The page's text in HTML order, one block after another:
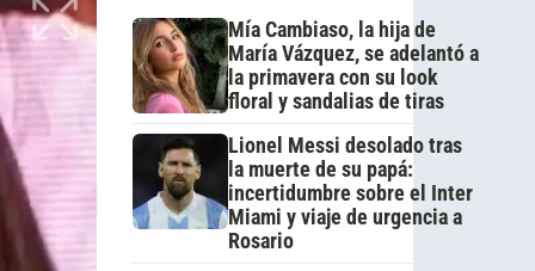
Mía Cambiaso, la hija de
María Vázquez, se adelantó a
la primavera con su look
floral y sandalias de tiras
Lionel Messi desolado tras
la muerte de su papá:
incertidumbre sobre el Inter
Miami y viaje de urgencia a
Rosario